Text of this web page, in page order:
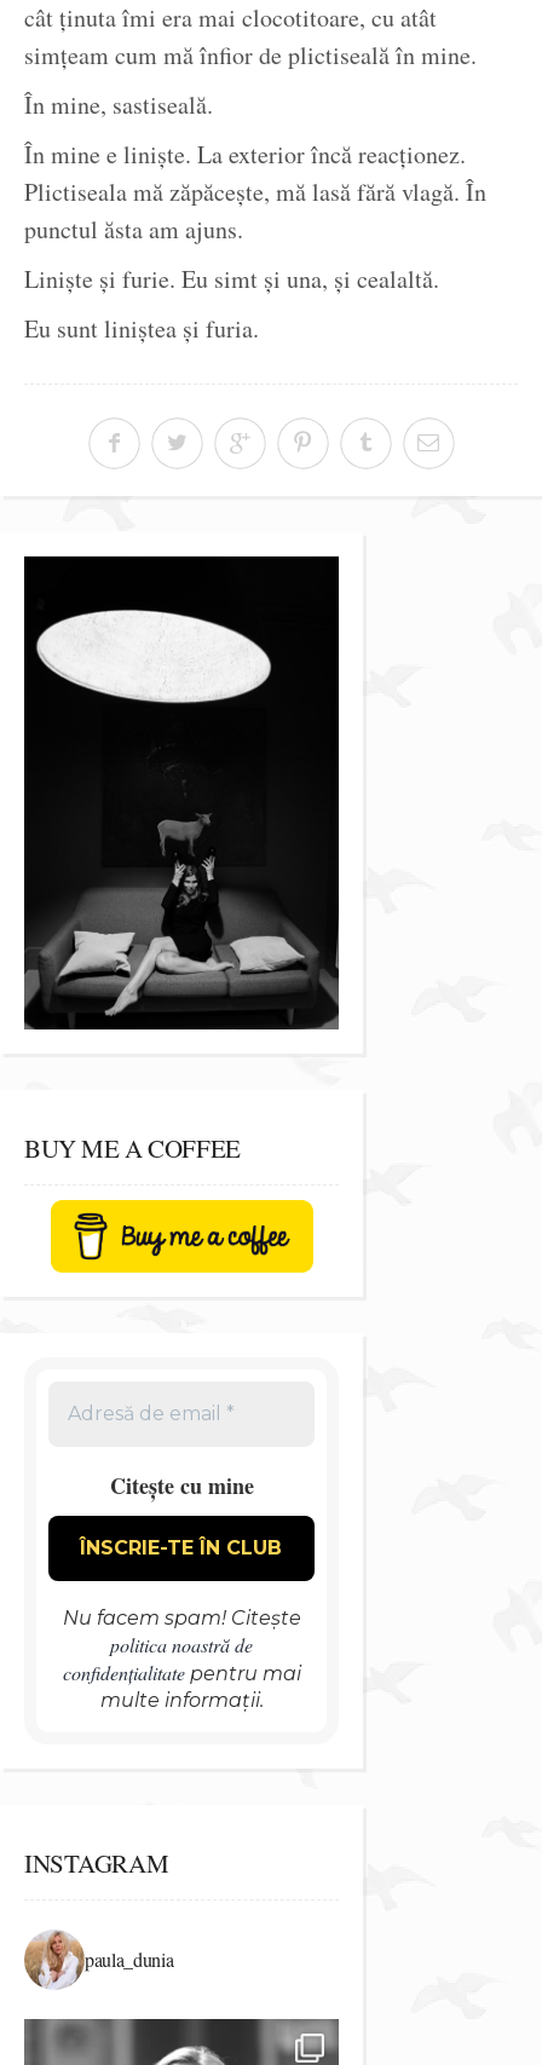
cât ţinuta îmi era mai clocotitoare, cu atât
simţeam cum mă înfior de plictiseală în mine.
În mine, sastiseală.
În mine e linişte. La exterior încă reacţionez.
Plictiseala mă zăpăceşte, mă lasă fără vlagă. În
punctul ăsta am ajuns.
Linişte şi furie. Eu simt şi una, şi cealaltă.
Eu sunt liniştea şi furia.
BUY ME A COFFEE
Citește cu mine
Nu facem spam! Citește
politica noastră de
confidențialitatepentru mai
multe informații.
INSTAGRAM
paula_dunia